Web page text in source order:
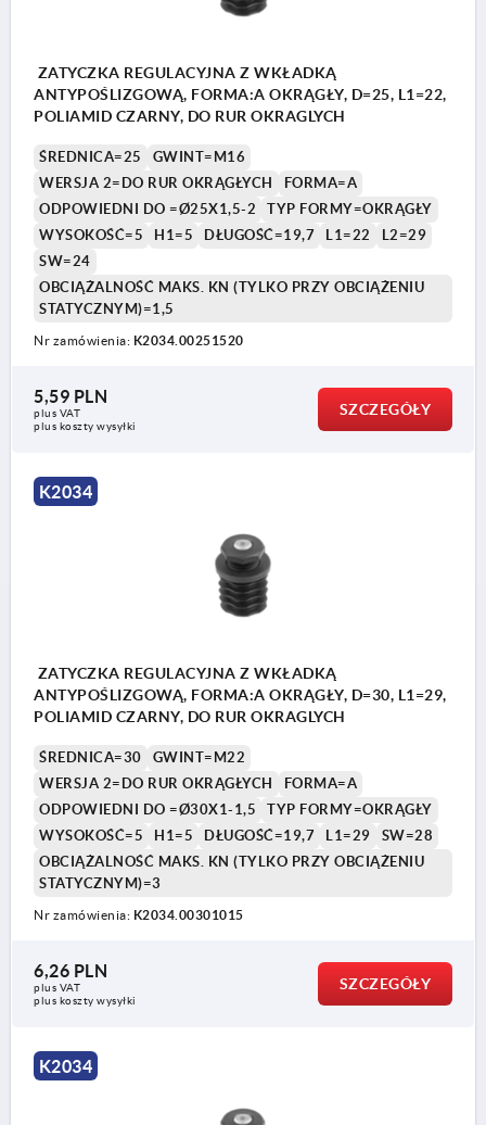
ZATYCZKA REGULACYJNA Z WKŁADKĄ
ANTYPOŚLIZGOWĄ, FORMA:A OKRĄGŁY, D=25, L1=22,
POLIAMID CZARNY, DO RUR OKRAGLYCH
ŚREDNICA=25
GWINT=M16
WERSJA 2=DO RUR OKRĄGŁYCH
FORMA=A
ODPOWIEDNI DO =Ø25X1,5-2
TYP FORMY=OKRĄGŁY
WYSOKOŚĆ=5
H1=5 DŁUGOŚĆ=19,7 L1=22
L2=29
SW=24
OBCIĄŻALNOŚĆ MAKS. KN (TYLKO PRZY OBCIĄŻENIU
STATYCZNYM)=1,5
Nr zamówienia: K2034.00251520
5,59 PLN
plus VAT
plus koszty wysyłki
SZCZEGÓŁY
K2034
ZATYCZKA REGULACYJNA Z WKŁADKĄ
ANTYPOŚLIZGOWĄ, FORMA:A OKRĄGŁY, D=30, L1=29,
POLIAMID CZARNY, DO RUR OKRAGLYCH
ŚREDNICA=30
GWINT=M22
WERSJA 2=DO RUR OKRĄGŁYCH
FORMA=A
ODPOWIEDNI DO =Ø30X1-1,5
TYP FORMY=OKRĄGŁY
WYSOKOŚĆ=5
H1=5 DŁUGOŚĆ=19,7 L1=29
SW=28
OBCIĄŻALNOŚĆ MAKS. KN (TYLKO PRZY OBCIĄŻENIU
STATYCZNYM)=3
Nr zamówienia: K2034.00301015
6,26 PLN
plus VAT
plus koszty wysyłki
SZCZEGÓŁY
K2034